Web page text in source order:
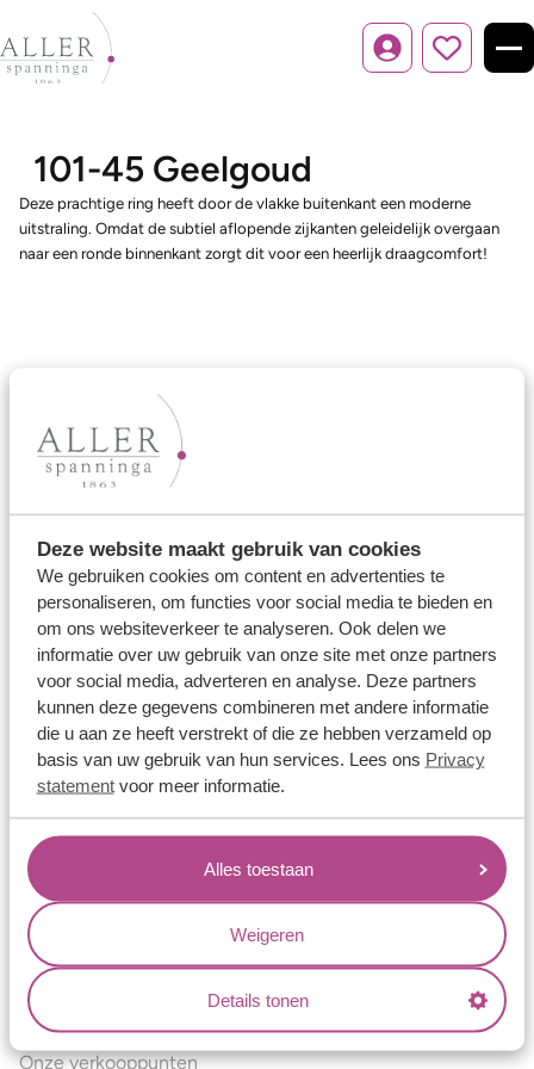
Deze website maakt gebruik van cookies
We gebruiken cookies om content en advertenties te
personaliseren, om functies voor social media te bieden en
om ons websiteverkeer te analyseren. Ook delen we
informatie over uw gebruik van onze site met onze partners
voor social media, adverteren en analyse. Deze partners
kunnen deze gegevens combineren met andere informatie
die u aan ze heeft verstrekt of die ze hebben verzameld op
basis van uw gebruik van hun services. Lees ons Privacy
statementvoor meer informatie.
Alles toestaan
Weigeren
Details tonen
Inloggen
101-45 Geelgoud
Deze prachtige ring heeft door de vlakke buitenkant een moderne
uitstraling. Omdat de subtiel aflopende zijkanten geleidelijk overgaan
naar een ronde binnenkant zorgt dit voor een heerlijk draagcomfort!
Ons aanbod
Trouwringen
Verlovingsringen
Vriendschapsringen
Over ons
Aller Spanninga
Historie
Certificaten
Blogs
Jouw voordelen
Conflictvrije Materialen
Oneindig veel mogelijkheden
Kwaliteit
Juweliers & Contact
Onze verkooppunten